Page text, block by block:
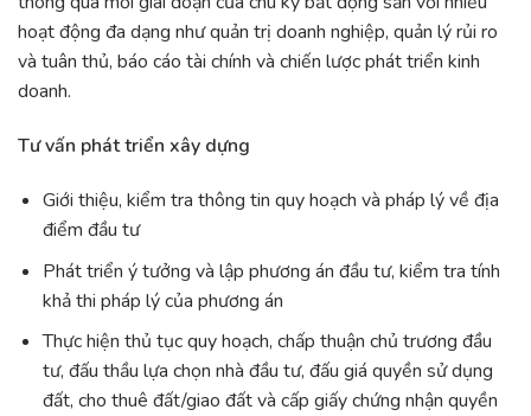
hoạt động đa dạng như quản trị doanh nghiệp, quản lý rủi ro
và tuân thủ, báo cáo tài chính và chiến lược phát triển kinh
doanh.
Tư vấn phát triển xây dựng
Giới thiệu, kiểm tra thông tin quy hoạch và pháp lý về địa
điểm đầu tư
Phát triển ý tưởng và lập phương án đầu tư, kiểm tra tính
khả thi pháp lý của phương án
Thực hiện thủ tục quy hoạch, chấp thuận chủ trương đầu
tư, đấu thầu lựa chọn nhà đầu tư, đấu giá quyền sử dụng
đất, cho thuê đất/giao đất và cấp giấy chứng nhận quyền